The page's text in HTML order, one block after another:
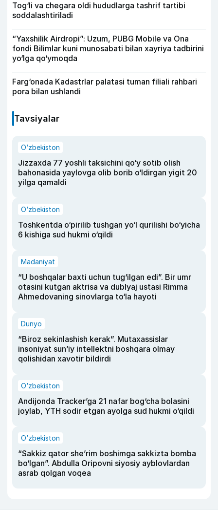
Tog‘li va chegara oldi hududlarga tashrif tartibi
soddalashtiriladi
“Yaxshilik Airdropi”: Uzum, PUBG Mobile va Ona
fondi Bilimlar kuni munosabati bilan xayriya tadbirini
yo‘lga qo‘ymoqda
Farg‘onada Kadastrlar palatasi tuman filiali rahbari
pora bilan ushlandi
Tavsiyalar
O‘zbekiston
Jizzaxda 77 yoshli taksichini qo‘y sotib olish
bahonasida yaylovga olib borib o‘ldirgan yigit 20
yilga qamaldi
O‘zbekiston
Toshkentda o‘pirilib tushgan yo‘l qurilishi bo‘yicha
6 kishiga sud hukmi o‘qildi
Madaniyat
“U boshqalar baxti uchun tug‘ilgan edi”. Bir umr
otasini kutgan aktrisa va dublyaj ustasi Rimma
Ahmedovaning sinovlarga to‘la hayoti
Dunyo
“Biroz sekinlashish kerak”. Mutaxassislar
insoniyat sun’iy intellektni boshqara olmay
qolishidan xavotir bildirdi
O‘zbekiston
Andijonda Tracker’ga 21 nafar bog‘cha bolasini
joylab, YTH sodir etgan ayolga sud hukmi o‘qildi
O‘zbekiston
“Sakkiz qator she’rim boshimga sakkizta bomba
bo‘lgan”. Abdulla Oripovni siyosiy ayblovlardan
asrab qolgan voqea